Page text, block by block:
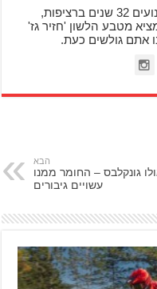
בן 48, רוכב על אופנועים 32 שנים ברציפות,
מטבע הלשון 'חזיר גז'
אתם גולשים כעת.
הבא
גונקלבס – החומר ממנו
עשויים גיבורים